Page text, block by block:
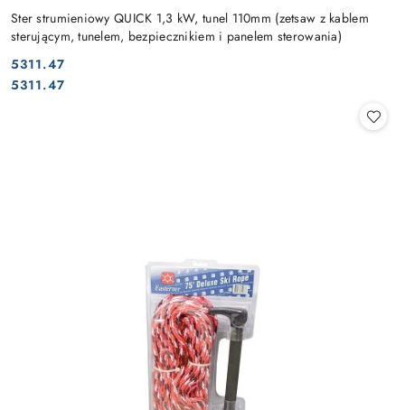
Ster strumieniowy QUICK 1,3 kW, tunel 110mm (zetsaw z kablem
sterującym, tunelem, bezpiecznikiem i panelem sterowania)
Cena:
5311.47
Cena:
5311.47